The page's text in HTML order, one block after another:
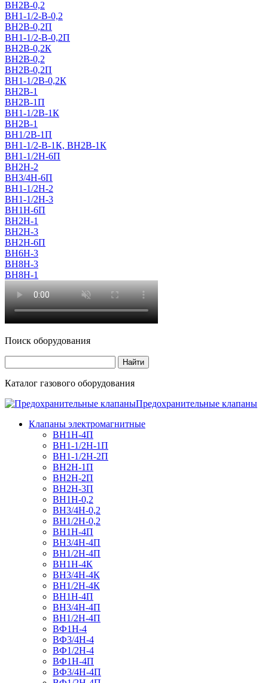
ВН2В-0,2
ВН1-1/2-В-0,2
ВН2В-0,2П
ВН1-1/2-В-0,2П
ВН2В-0,2К
ВН2В-0,2
ВН2В-0,2П
ВН1-1/2В-0,2К
ВН2В-1
ВН2В-1П
ВН1-1/2В-1К
ВН2В-1
ВН1/2В-1П
ВН1-1/2-В-1К, ВН2В-1К
ВН1-1/2Н-6П
ВН2Н-2
ВН3/4Н-6П
ВН1-1/2Н-2
ВН1-1/2Н-3
ВН1Н-6П
ВН2Н-1
ВН2Н-3
ВН2Н-6П
ВН6Н-3
ВН8H-3
ВН8Н-1
Поиск оборудования
Каталог газового оборудования
Предохранительные клапаны
Клапаны электромагнитные
ВН1Н-4П
ВН1-1/2Н-1П
ВН1-1/2Н-2П
ВН2Н-1П
ВН2Н-2П
ВН2Н-3П
ВН1Н-0,2
ВН3/4Н-0,2
ВН1/2Н-0,2
ВН1Н-4П
ВН3/4Н-4П
ВН1/2Н-4П
ВН1Н-4К
ВН3/4Н-4К
ВН1/2Н-4К
ВН1Н-4П
ВН3/4Н-4П
ВН1/2Н-4П
ВФ1Н-4
ВФ3/4Н-4
ВФ1/2Н-4
ВФ1Н-4П
ВФ3/4Н-4П